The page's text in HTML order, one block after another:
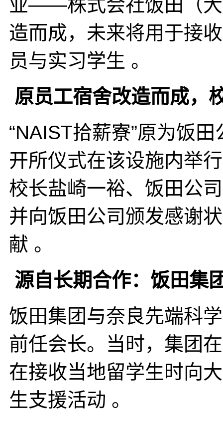
业——株式会社饭田（大
造而成，未来将用于接
员与实习学生 。
原员工宿舍改造而成，
“NAIST拾薪寮”原为饭
开所仪式在该设施内举
校长盐崎一裕、饭田公
并向饭田公司颁发感谢
献 。
源自长期合作：饭田集
饭田集团与奈良先端科
前任会长。当时，集团
在接收当地留学生时向
生支援活动 。